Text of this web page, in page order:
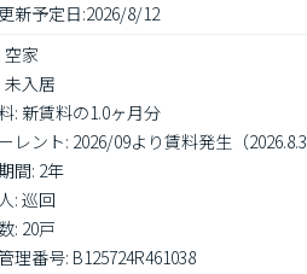
新予定日:2026/8/12
空家
未入居
: 新賃料の1.0ヶ月分
レント: 2026/09より賃料発生（
間: 2年
: 巡回
: 20戸
理番号: B125724R461038